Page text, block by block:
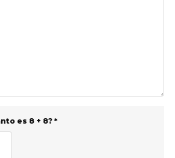
es 8 + 8? *